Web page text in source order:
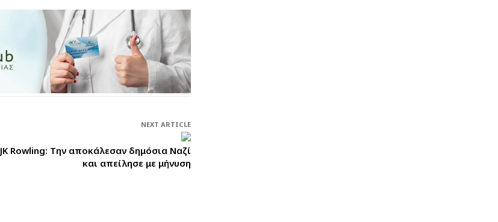
NEXT ARTICLE
JK Rowling: Tην αποκάλεσαν δημόσια Ναζί
και απείλησε με μήνυση